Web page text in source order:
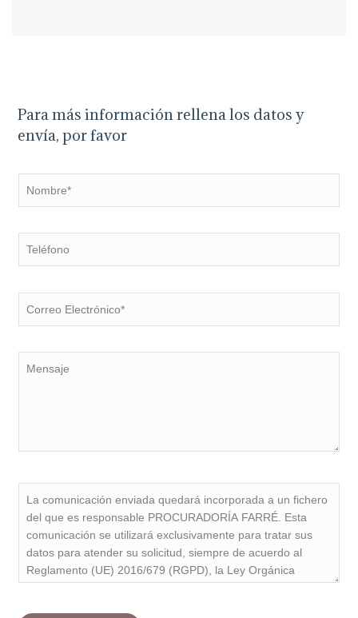
Para más información rellena los datos y
envía, por favor